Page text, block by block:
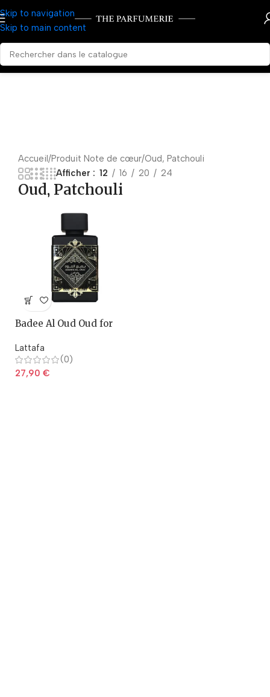
Skip to navigation
Skip to main content
Accueil Produit Note de cœur Oud, Patchouli
Afficher
12 16 20 24
Oud, Patchouli
Badee Al Oud Oud for
Lattafa
(0)
27,90 €